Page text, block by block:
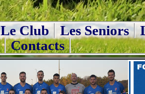
Le Club Les Seniors
Contacts